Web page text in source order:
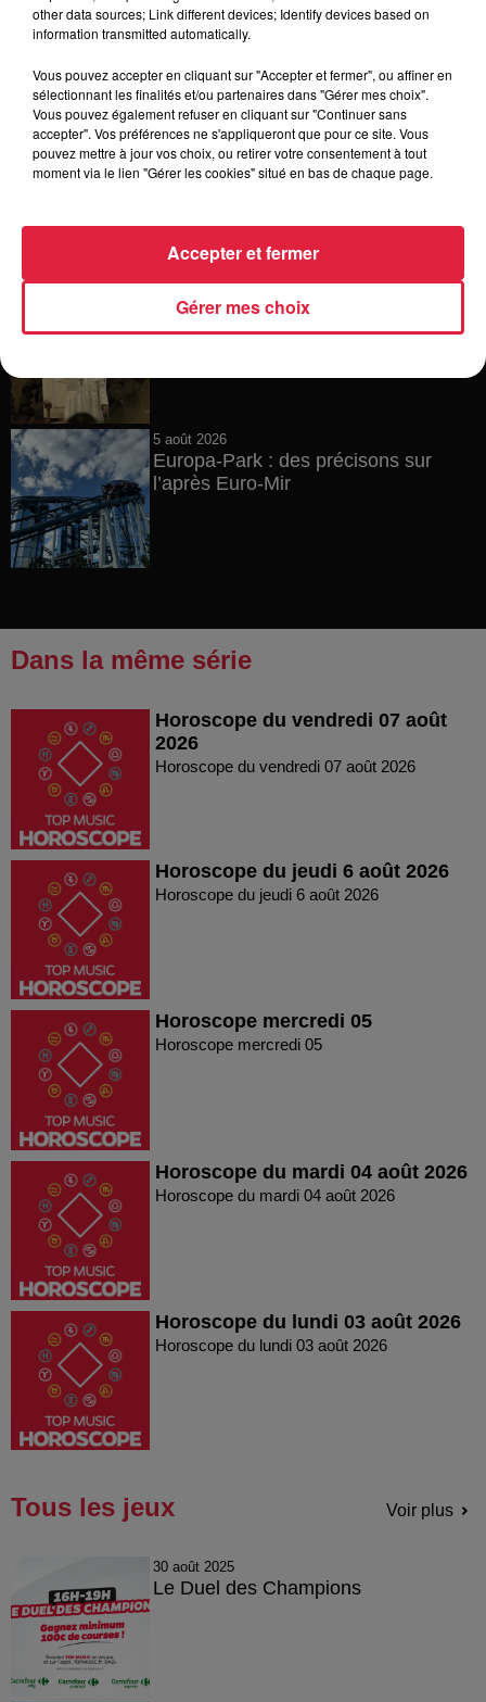
15h54
Tags antisémites à Strasbourg :
Catherine Trautmann réagit
14h33
Au zoo de Mulhouse : rencontre
Les dernières infos sur la venue du
pape à Metz en septembre
5 août 2026
Europa-Park : des précisons sur
l’après Euro-Mir
Dans la même série
Horoscope du vendredi 07 août
2026
Horoscope du vendredi 07 août 2026
Horoscope du jeudi 6 août 2026
Horoscope du jeudi 6 août 2026
Horoscope mercredi 05
Horoscope mercredi 05
Horoscope du mardi 04 août 2026
Horoscope du mardi 04 août 2026
Horoscope du lundi 03 août 2026
Horoscope du lundi 03 août 2026
Tous les jeux Voir plus
30 août 2025
Le Duel des Champions
other data sources; Link different devices; Identify devices based on
information transmitted automatically.
Vous pouvez accepter en cliquant sur "Accepter et fermer", ou affiner en
sélectionnant les finalités et/ou partenaires dans "Gérer mes choix".
Vous pouvez également refuser en cliquant sur "Continuer sans
accepter". Vos préférences ne s'appliqueront que pour ce site. Vous
pouvez mettre à jour vos choix, ou retirer votre consentement à tout
moment via le lien "Gérer les cookies" situé en bas de chaque page.
Gérer mes choix
Accepter et fermer